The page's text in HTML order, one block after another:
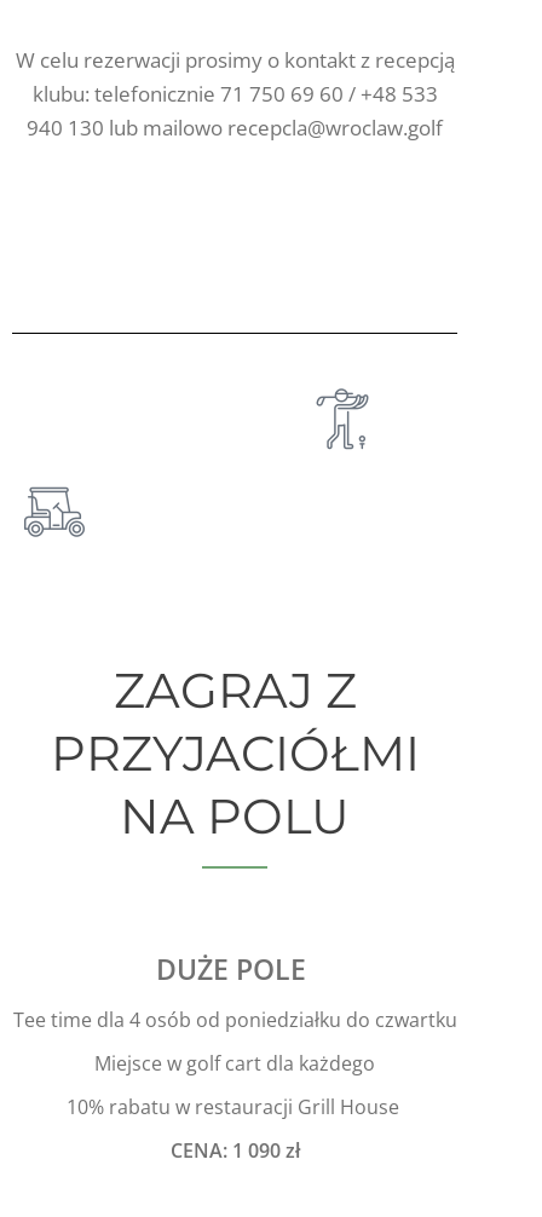
W celu rezerwacji prosimy o kontakt z recepcją
klubu: telefonicznie 71 750 69 60 / +48 533
940 130 lub mailowo recepcla@wroclaw.golf
ZAGRAJ Z
PRZYJACIÓŁMI
NA POLU
DUŻE POLE
Tee time dla 4 osób od poniedziałku do czwartku
Miejsce w golf cart dla każdego
10% rabatu w restauracji Grill House
CENA: 1 090 zł